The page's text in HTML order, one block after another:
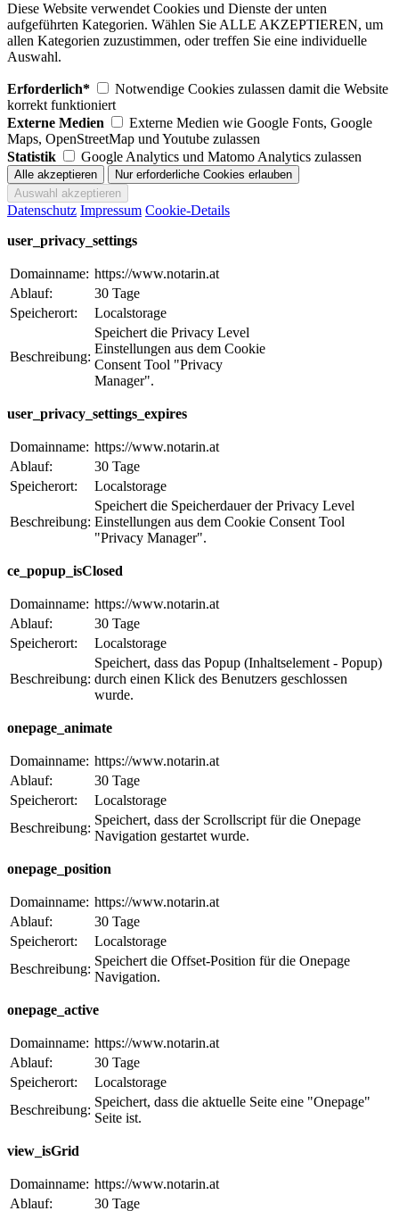
Diese Website verwendet Cookies und Dienste der unten
aufgeführten Kategorien. Wählen Sie ALLE AKZEPTIEREN, um
allen Kategorien zuzustimmen, oder treffen Sie eine individuelle
Auswahl.
Erforderlich*
Notwendige Cookies zulassen damit die Website
korrekt funktioniert
Externe Medien
Externe Medien wie Google Fonts, Google
Maps, OpenStreetMap und Youtube zulassen
Statistik
Google Analytics und Matomo Analytics zulassen
Datenschutz Impressum Cookie-Details
user_privacy_settings
Domainname: https://www.notarin.at
Ablauf:
30 Tage
Speicherort:
Localstorage
Beschreibung:
Speichert die Privacy Level
Einstellungen aus dem Cookie
Consent Tool "Privacy
Manager".
user_privacy_settings_expires
Domainname: https://www.notarin.at
Ablauf:
30 Tage
Speicherort:
Localstorage
Beschreibung:
Speichert die Speicherdauer der Privacy Level
Einstellungen aus dem Cookie Consent Tool
"Privacy Manager".
ce_popup_isClosed
Domainname: https://www.notarin.at
Ablauf:
30 Tage
Speicherort:
Localstorage
Beschreibung:
Speichert, dass das Popup (Inhaltselement - Popup)
durch einen Klick des Benutzers geschlossen
wurde.
onepage_animate
Domainname: https://www.notarin.at
Ablauf:
30 Tage
Speicherort:
Localstorage
Beschreibung:
Speichert, dass der Scrollscript für die Onepage
Navigation gestartet wurde.
onepage_position
Domainname: https://www.notarin.at
Ablauf:
30 Tage
Speicherort:
Localstorage
Beschreibung:
Speichert die Offset-Position für die Onepage
Navigation.
onepage_active
Domainname: https://www.notarin.at
Ablauf:
30 Tage
Speicherort:
Localstorage
Beschreibung:
Speichert, dass die aktuelle Seite eine "Onepage"
Seite ist.
view_isGrid
Domainname: https://www.notarin.at
Ablauf:
30 Tage